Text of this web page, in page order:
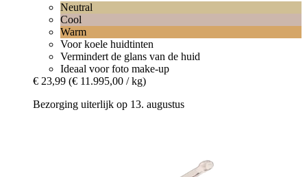
Neutral
Cool
Warm
Voor koele huidtinten
Vermindert de glans van de huid
Ideaal voor foto make-up
€ 23,99 (€ 11.995,00 / kg)
Bezorging uiterlijk op 13. augustus